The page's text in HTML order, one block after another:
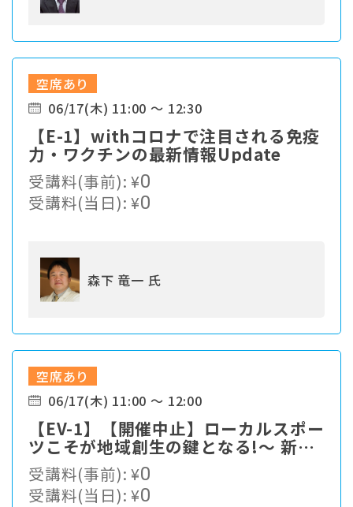
空席あり
06/17(木) 11:00 ～ 12:30
【E-1】withコロナで注目される免疫
力・ワクチンの最新情報Update
受講料(事前):¥0
受講料(当日):¥0
森下 竜一 氏
空席あり
06/17(木) 11:00 ～ 12:00
【EV-1】【開催中止】ローカルスポー
ツこそが地域創生の鍵となる!〜 新た
なスポーツソリューションの提案
受講料(事前):¥0
受講料(当日):¥0